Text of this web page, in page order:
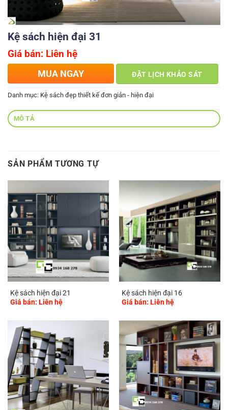
Kệ sách hiện đại 31
Giá bán: Liên hệ
MUA NGAY ĐẶT LỊCH KHẢO SÁT
Danh mục: Kệ sách đẹp thiết kế đơn giản - hiện đại
MÔ TẢ
SẢN PHẨM TƯƠNG TỰ
Kệ sách hiện đại 21
Giá bán: Liên hệ
Kệ sách hiện đại 16
Giá bán: Liên hệ